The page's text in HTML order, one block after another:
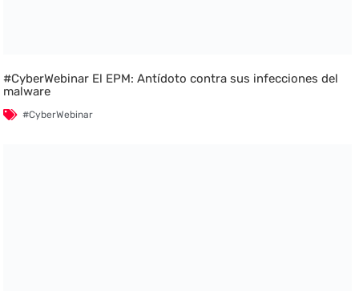
#CyberWebinar El EPM: Antídoto contra sus infecciones del
malware
#CyberWebinar